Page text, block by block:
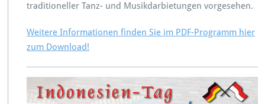
traditioneller Tanz- und Musikdarbietungen vorgesehen.
Weitere Informationen finden Sie im PDF-Programm hier
zum Download!